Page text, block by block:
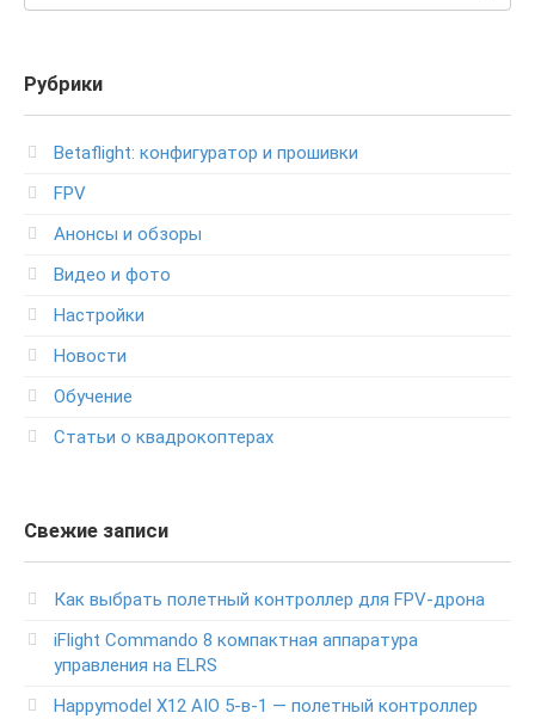
Рубрики
Betaflight: конфигуратор и прошивки
FPV
Анонсы и обзоры
Видео и фото
Настройки
Новости
Обучение
Статьи о квадрокоптерах
Свежие записи
Как выбрать полетный контроллер для FPV-дрона
iFlight Commando 8 компактная аппаратура
управления на ELRS
Happymodel X12 AIO 5-в-1 — полетный контроллер